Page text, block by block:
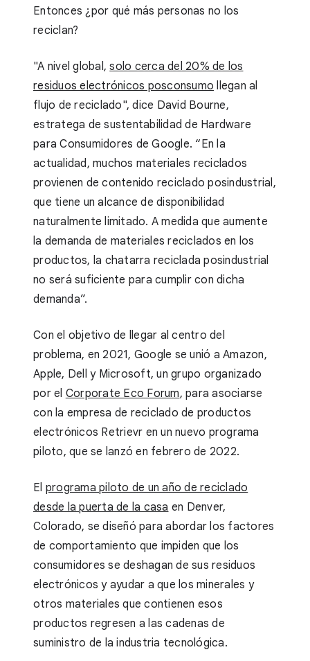
Entonces ¿por qué más personas no los
reciclan?
"A nivel global,solo cerca del 20% de los
residuos electrónicos posconsumo llegan al
flujo de reciclado", dice David Bourne,
estratega de sustentabilidad de Hardware
para Consumidores de Google. “En la
actualidad, muchos materiales reciclados
provienen de contenido reciclado posindustrial,
que tiene un alcance de disponibilidad
naturalmente limitado. A medida que aumente
la demanda de materiales reciclados en los
productos, la chatarra reciclada posindustrial
no será suficiente para cumplir con dicha
demanda”.
Con el objetivo de llegar al centro del
problema, en 2021, Google se unió a Amazon,
Apple, Dell y Microsoft, un grupo organizado
por el Corporate Eco Forum, para asociarse
con la empresa de reciclado de productos
electrónicos Retrievr en un nuevo programa
piloto, que se lanzó en febrero de 2022.
El programa piloto de un año de reciclado
desde la puerta de la casa en Denver,
Colorado, se diseñó para abordar los factores
de comportamiento que impiden que los
consumidores se deshagan de sus residuos
electrónicos y ayudar a que los minerales y
otros materiales que contienen esos
productos regresen a las cadenas de
suministro de la industria tecnológica.